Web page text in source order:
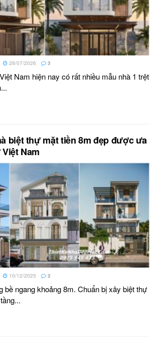
28/07/2026 3
Nam hiện nay có rất nhiều mẫu nhà 1 trệt
biệt thự mặt tiền 8m đẹp được ưa
Nam
10/12/2025 2
bề ngang khoảng 8m. Chuẩn bị xây biệt thự